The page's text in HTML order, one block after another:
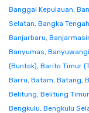
Banggai Kepulauan,
Selatan, Bangka Tengah
Banjarbaru,
Banyumas, Banyuwangi
(Buntok), Barito Timur
Barru, Batam, Batang,
Belitung, Belitung Timur
Bengkulu, Bengkulu